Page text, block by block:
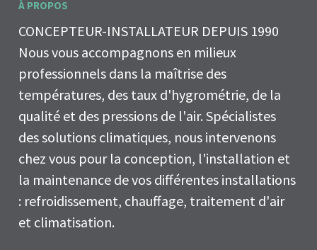
À PROPOS
CONCEPTEUR-INSTALLATEUR DEPUIS 1990
Nous vous accompagnons en milieux
professionnels dans la maîtrise des
températures, des taux d'hygrométrie, de la
qualité et des pressions de l'air. Spécialistes
des solutions climatiques, nous intervenons
chez vous pour la conception, l'installation et
la maintenance de vos différentes installations
: refroidissement, chauffage, traitement d'air
et climatisation.